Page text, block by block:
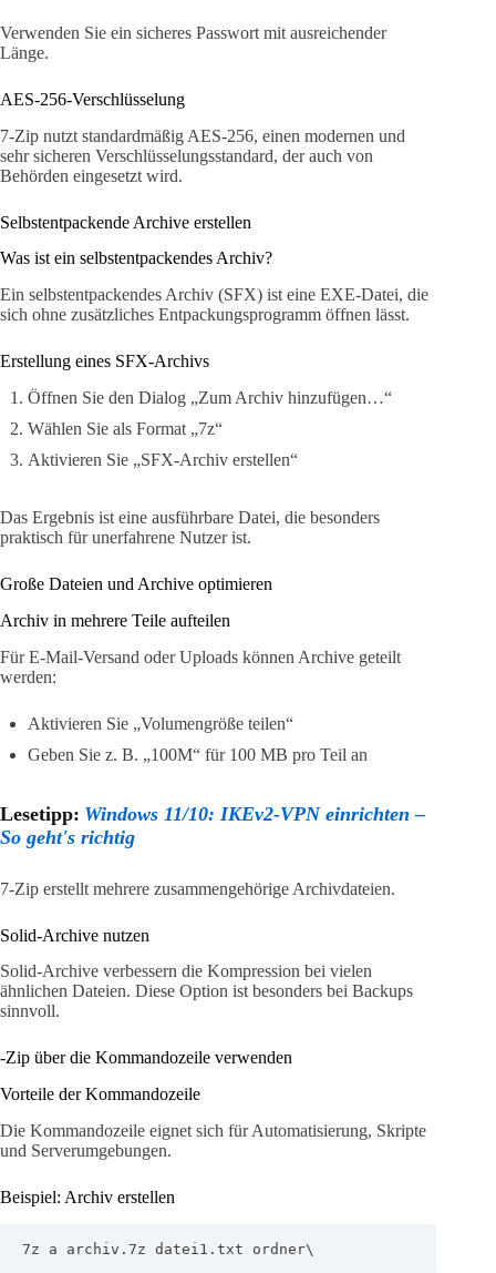
Verwenden Sie ein sicheres Passwort mit ausreichender
Länge.
AES-256-Verschlüsselung
7-Zip nutzt standardmäßig AES-256, einen modernen und
sehr sicheren Verschlüsselungsstandard, der auch von
Behörden eingesetzt wird.
Selbstentpackende Archive erstellen
Was ist ein selbstentpackendes Archiv?
Ein selbstentpackendes Archiv (SFX) ist eine EXE-Datei, die
sich ohne zusätzliches Entpackungsprogramm öffnen lässt.
Erstellung eines SFX-Archivs
Öffnen Sie den Dialog „Zum Archiv hinzufügen…“
Wählen Sie als Format „7z“
Aktivieren Sie „SFX-Archiv erstellen“
Das Ergebnis ist eine ausführbare Datei, die besonders
praktisch für unerfahrene Nutzer ist.
Große Dateien und Archive optimieren
Archiv in mehrere Teile aufteilen
Für E-Mail-Versand oder Uploads können Archive geteilt
werden:
Aktivieren Sie „Volumengröße teilen“
Geben Sie z. B. „100M“ für 100 MB pro Teil an
Lesetipp: Windows 11/10: IKEv2-VPN einrichten –
So geht's richtig
7-Zip erstellt mehrere zusammengehörige Archivdateien.
Solid-Archive nutzen
Solid-Archive verbessern die Kompression bei vielen
ähnlichen Dateien. Diese Option ist besonders bei Backups
sinnvoll.
-Zip über die Kommandozeile verwenden
Vorteile der Kommandozeile
Die Kommandozeile eignet sich für Automatisierung, Skripte
und Serverumgebungen.
Beispiel: Archiv erstellen
7z a archiv.7z datei1.txt ordner\